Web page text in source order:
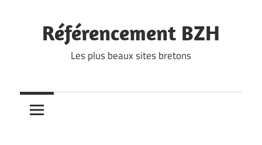
contentRéférencement BZH
Les plus beaux sites bretons